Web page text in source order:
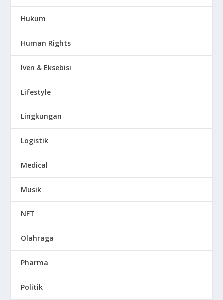
Hukum
Human Rights
Iven & Eksebisi
Lifestyle
Lingkungan
Logistik
Medical
Musik
NFT
Olahraga
Pharma
Politik